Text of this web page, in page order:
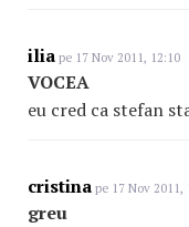
ilia pe 17 Nov 2011, 12:10
VOCEA
eu cred ca stefan
cristina pe 17 Nov 2011,
greu